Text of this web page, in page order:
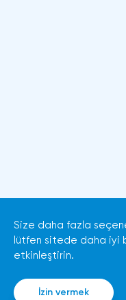
Size daha fazla
lütfen sitede daha iyi
etkinleştirin.
İzin vermek